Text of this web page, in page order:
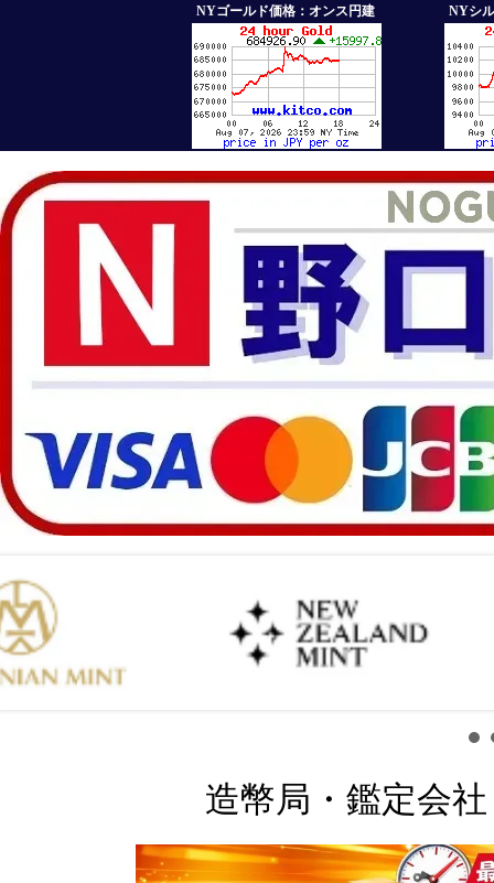
NYゴールド価格：オンス円建 NYシ
造幣局・鑑定会